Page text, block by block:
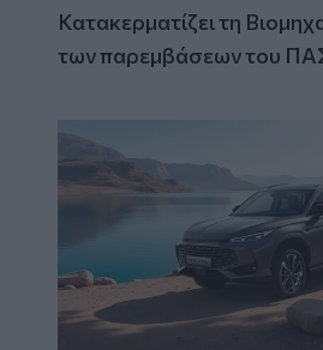
Κατακερματίζει τη
των παρεμβάσεων του